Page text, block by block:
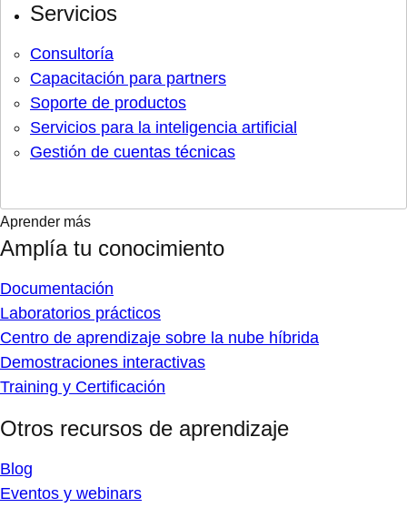
Servicios
Consultoría
Capacitación para partners
Soporte de productos
Servicios para la inteligencia artificial
Gestión de cuentas técnicas
Aprender más
Amplía tu conocimiento
Documentación
Laboratorios prácticos
Centro de aprendizaje sobre la nube híbrida
Demostraciones interactivas
Training y Certificación
Otros recursos de aprendizaje
Blog
Eventos y webinars